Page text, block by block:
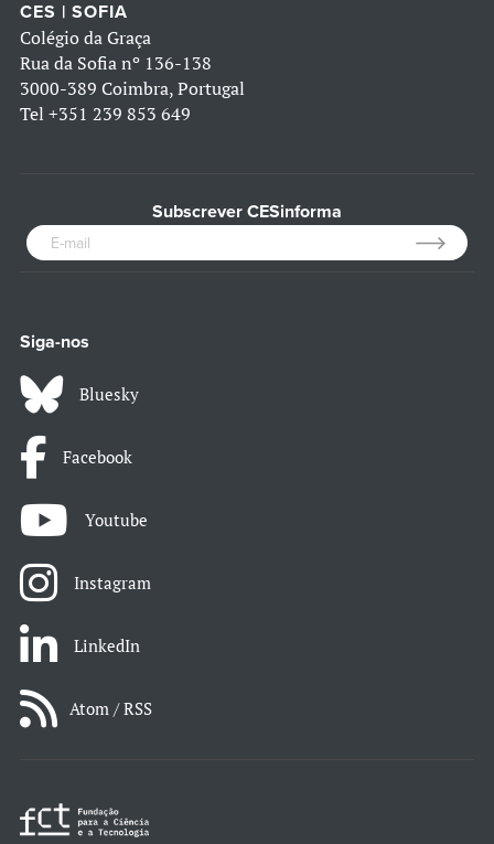
CES | SOFIA
Colégio da Graça
Rua da Sofia nº 136-138
3000-389 Coimbra, Portugal
Tel +351 239 853 649
Subscrever CESinforma
Siga-nos
Bluesky
Facebook
Youtube
Instagram
LinkedIn
Atom / RSS